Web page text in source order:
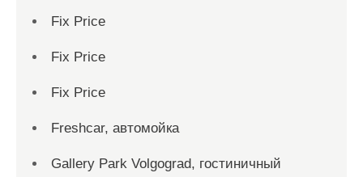
Fix Price
Fix Price
Fix Price
Freshcar, автомойка
Gallery Park Volgograd, гостиничный